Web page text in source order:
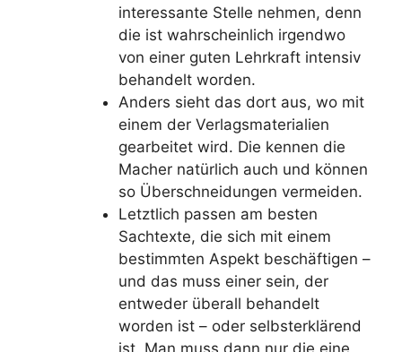
interessante Stelle nehmen, denn
die ist wahrscheinlich irgendwo
von einer guten Lehrkraft intensiv
behandelt worden.
Anders sieht das dort aus, wo mit
einem der Verlagsmaterialien
gearbeitet wird. Die kennen die
Macher natürlich auch und können
so Überschneidungen vermeiden.
Letztlich passen am besten
Sachtexte, die sich mit einem
bestimmten Aspekt beschäftigen –
und das muss einer sein, der
entweder überall behandelt
worden ist – oder selbsterklärend
ist. Man muss dann nur die eine